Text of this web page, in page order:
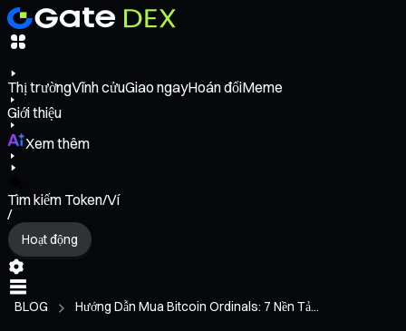
Thị trườngVĩnh cửuGiao ngayHoán đổiMeme
Giới thiệu
Xem thêm
Tìm kiếm Token/Ví
/
Hoạt động
BLOG Hướng Dẫn Mua Bitcoin Ordinals: 7 Nền Tả...